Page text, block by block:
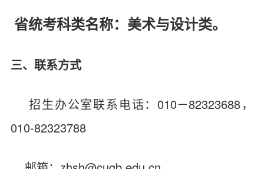
省统考科类名称：美术与设计类。
三、联系方式
招生办公室联系电话：010－82323688，
010-82323788